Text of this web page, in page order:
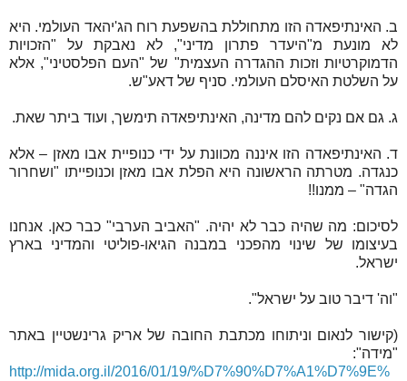
ב. האינתיפאדה הזו מתחוללת בהשפעת רוח הג'יהאד העולמי. היא
לא מונעת מ"היעדר פתרון מדיני", לא נאבקת על "הזכויות
הדמוקרטיות וזכות ההגדרה העצמית" של "העם הפלסטיני", אלא
על השלטת האיסלם העולמי. סניף של דאע"ש.
ג. גם אם נקים להם מדינה, האינתיפאדה תימשך, ועוד ביתר שאת.
ד. האינתיפאדה הזו איננה מכוונת על ידי כנופיית אבו מאזן – אלא
כנגדה. מטרתה הראשונה היא הפלת אבו מאזן וכנופייתו "ושחרור
הגדה" – ממנו!!
לסיכום: מה שהיה כבר לא יהיה. "האביב הערבי" כבר כאן. אנחנו
בעיצומו של שינוי מהפכני במבנה הגיאו-פוליטי והמדיני בארץ
ישראל.
"וה' דיבר טוב על ישראל".
(קישור לנאום וניתוחו מכתבת החובה של אריק גרינשטיין באתר
"מידה":
http://mida.org.il/2016/01/19/%D7%90%D7%A1%D7%9E%